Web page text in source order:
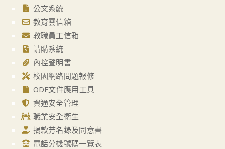
公文系統
教育雲信箱
教職員工信箱
請購系統
內控聲明書
校園網路問題報修
ODF文件應用工具
資通安全管理
職業安全衛生
捐款芳名錄及同意書
電話分機號碼一覽表